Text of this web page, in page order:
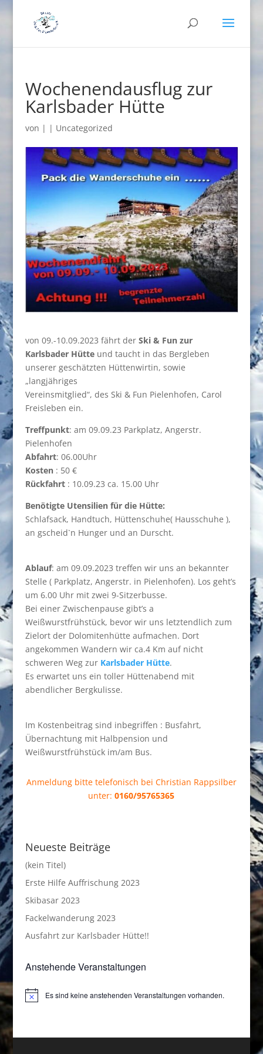
Wochenendausflug zur
Karlsbader Hütte
von | | Uncategorized
von 09.-10.09.2023 fährt der Ski & Fun zur
Karlsbader Hütteund taucht in das Bergleben
unserer geschätzten Hüttenwirtin, sowie
„langjähriges
Vereinsmitglied“, des Ski & Fun Pielenhofen, Carol
Freisleben ein.
Treffpunkt: am 09.09.23 Parkplatz, Angerstr.
Pielenhofen
Abfahrt: 06.00Uhr
Kosten : 50 €
Rückfahrt : 10.09.23 ca. 15.00 Uhr
Benötigte Utensilien für die Hütte:
Schlafsack, Handtuch, Hüttenschuhe( Hausschuhe ),
an gscheid`n Hunger und an Durscht.
Ablauf: am 09.09.2023 treffen wir uns an bekannter
Stelle ( Parkplatz, Angerstr. in Pielenhofen). Los geht’s
um 6.00 Uhr mit zwei 9-Sitzerbusse.
Bei einer Zwischenpause gibt’s a
Weißwurstfrühstück, bevor wir uns letztendlich zum
Zielort der Dolomitenhütte aufmachen. Dort
angekommen Wandern wir ca.4 Km auf nicht
schweren Weg zur Karlsbader Hütte.
Es erwartet uns ein toller Hüttenabend mit
abendlicher Bergkulisse.
Im Kostenbeitrag sind inbegriffen : Busfahrt,
Übernachtung mit Halbpension und
Weißwurstfrühstück im/am Bus.
Anmeldung bitte telefonisch bei Christian Rappsilber
unter:0160/95765365
Neueste Beiträge
(kein Titel)
Erste Hilfe Auffrischung 2023
Skibasar 2023
Fackelwanderung 2023
Ausfahrt zur Karlsbader Hütte!!
Anstehende Veranstaltungen
HinweisEs sind keine anstehenden Veranstaltungen vorhanden.